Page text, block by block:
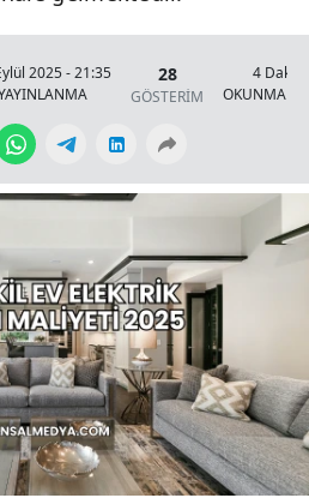
2025 - 21:35
28
GÖSTERİM
4 Dakika
OKUNMA